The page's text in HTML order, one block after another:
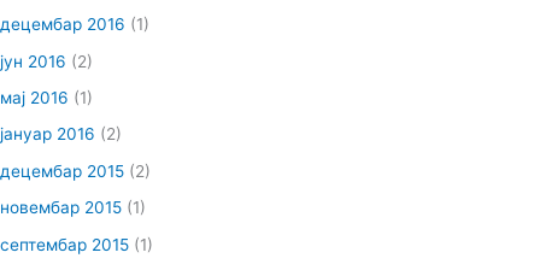
децембар 2016 (1)
јун 2016 (2)
мај 2016 (1)
јануар 2016 (2)
децембар 2015 (2)
новембар 2015 (1)
септембар 2015 (1)